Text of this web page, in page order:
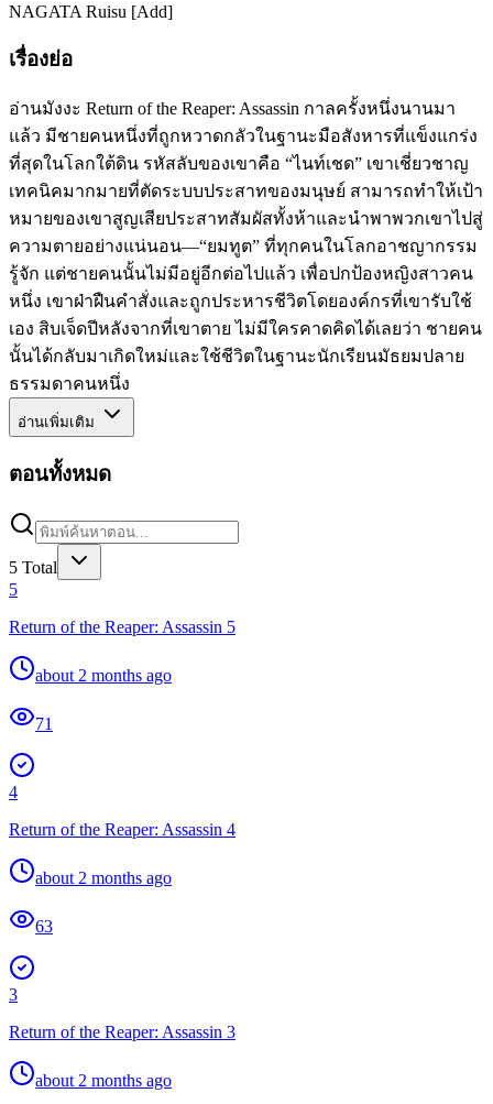
NAGATA Ruisu [Add]
เรื่องย่อ
อ่านมังงะ Return of the Reaper: Assassin กาลครั้งหนึ่งนานมา
แล้ว มีชายคนหนึ่งที่ถูกหวาดกลัวในฐานะมือสังหารที่แข็งแกร่ง
ที่สุดในโลกใต้ดิน รหัสลับของเขาคือ “ไนท์เชด” เขาเชี่ยวชาญ
เทคนิคมากมายที่ตัดระบบประสาทของมนุษย์ สามารถทำให้เป้า
หมายของเขาสูญเสียประสาทสัมผัสทั้งห้าและนำพาพวกเขาไปสู่
ความตายอย่างแน่นอน—“ยมทูต” ที่ทุกคนในโลกอาชญากรรม
รู้จัก แต่ชายคนนั้นไม่มีอยู่อีกต่อไปแล้ว เพื่อปกป้องหญิงสาวคน
หนึ่ง เขาฝ่าฝืนคำสั่งและถูกประหารชีวิตโดยองค์กรที่เขารับใช้
เอง สิบเจ็ดปีหลังจากที่เขาตาย ไม่มีใครคาดคิดได้เลยว่า ชายคน
นั้นได้กลับมาเกิดใหม่และใช้ชีวิตในฐานะนักเรียนมัธยมปลาย
ธรรมดาคนหนึ่ง
อ่านเพิ่มเติม
ตอนทั้งหมด
5 Total
5
Return of the Reaper: Assassin 5
about 2 months ago
71
4
Return of the Reaper: Assassin 4
about 2 months ago
63
3
Return of the Reaper: Assassin 3
about 2 months ago